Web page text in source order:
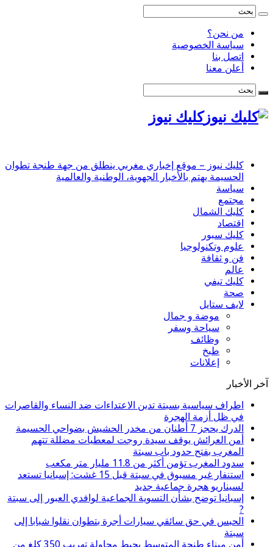
من نحن؟
سياسة الخصوصية
اتصل بنا
أعلن معنا
كليك نيوز
كليك نيوز – موقع إخباري مغربي ينطلق من جهة طنجة تطوان
الحسيمة يهتم بالأخبار الجهوية، الوطنية والعالمية
سياسة
مجتمع
كليك الشمال
اقتصاد
كليك سبور
علوم وتكنولوجيا
فن و ثقافة
عالم
كليك تيفي
صحة
لايف ستايل
موضة و جمال
سياحة وسفر
وظائف
طبخ
إعلانات
اطراف سياسية بسبتة تدين الاعتداءات ضد النساء والقاصرات
في ظل أزمة الهجرة
الدرك يحجز 7 أطنان من مخدر الحشيش بضواحي الحسيمة
أمن العرائش يوقف سيدة روجت لمعطيات مضللة تتهم
المغرب بفتح حدود باب سبتة
سدود المغرب تؤمن أكثر من 11.8 مليار متر مكعب
استنفار غير مسبوق في سبتة قبل 15 غشت: إسبانيا تستعد
لسيناريو هجرة جماعية جديد
إسبانيا توضح بشأن التسوية الجماعية لوافدي العبور إلى سبتة
الحبس في حق سائقي سيارات أجرة بتطوان نقلوا شبابا إلى
أمن ميناء طنجة المتوسط يحبط محاولة تهريب 350 كلغ من